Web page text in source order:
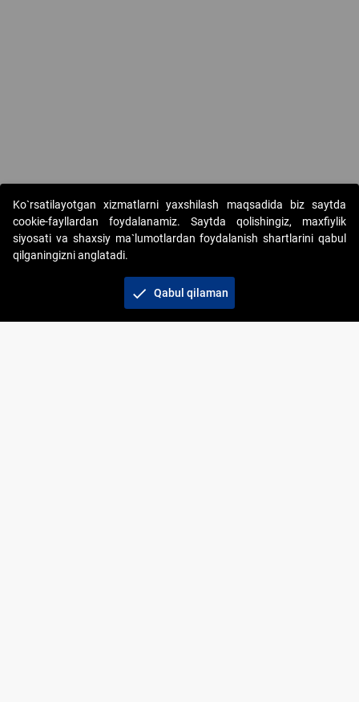
Copyright © 2017-2026. "Elektron onlayn-auksionlarni
tashkil etish" AJ. Barcha huquqlar himoyalangan
Ko`rsatilayotgan xizmatlarni yaxshilash maqsadida biz saytda
cookie-fayllardan foydalanamiz. Saytda qolishingiz, maxfiylik
siyosati va shaxsiy ma`lumotlardan foydalanish shartlarini qabul
qilganingizni anglatadi.
check Qabul qilaman